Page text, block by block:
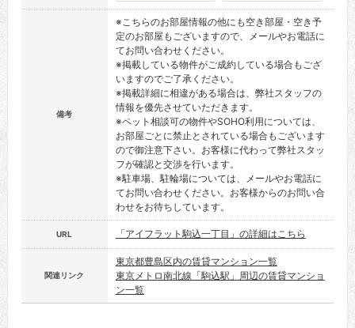
備考
※こちらのお部屋情報の他にも空き部屋・空き予
定のお部屋もございますので、メールやお電話に
てお問い合わせください。
※掲載している物件がご成約している場合もござ
いますのでご了承ください。
※掲載詳細に相違がある場合は、弊社スタッフの
情報を優先させていただきます。
※ペット相談可の物件やSOHO利用については、
お部屋ごとに禁止とされている場合もございます
ので御注意下さい。お客様に代わって弊社スタッ
フが確認と交渉を行います。
※駐車場、駐輪場については、メールやお電話に
てお問い合わせください。お客様からのお問い合
わせをお待ちしています。
URL 「アイフラット駒込一丁目」の詳細はこちら
関連リンク
東京都豊島区内の賃貸マンション一覧
東京メトロ南北線「駒込駅」周辺の賃貸マンショ
ン一覧